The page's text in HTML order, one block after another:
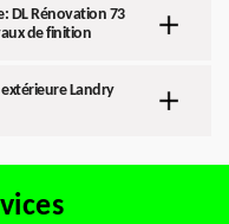
DL Rénovation 73
de finition
Landry